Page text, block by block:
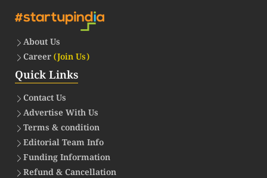
About Us
Career(Join Us)
Quick Links
Contact Us
Advertise With Us
Terms & condition
Editorial Team Info
Funding Information
Refund & Cancellation